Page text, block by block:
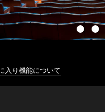
入り機能について